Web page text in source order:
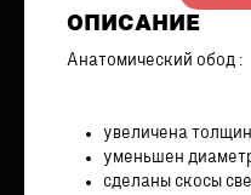
ОПИСАНИЕ
Анатомический обод :
увеличена
уменьшен
сделаны скосы